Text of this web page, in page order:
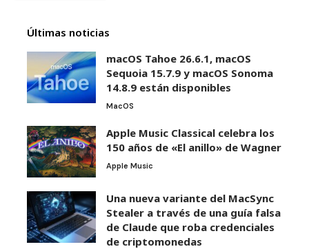
Últimas noticias
macOS Tahoe 26.6.1, macOS
Sequoia 15.7.9 y macOS Sonoma
14.8.9 están disponibles
MacOS
Apple Music Classical celebra los
150 años de «El anillo» de Wagner
Apple Music
Una nueva variante del MacSync
Stealer a través de una guía falsa
de Claude que roba credenciales
de criptomonedas